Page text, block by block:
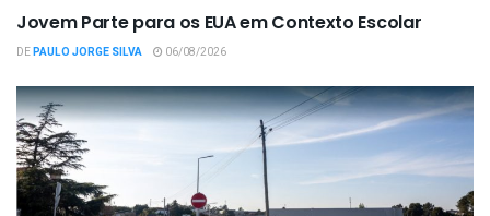
Jovem Parte para os EUA em Contexto Escolar
DEPAULO JORGE SILVA 06/08/2026